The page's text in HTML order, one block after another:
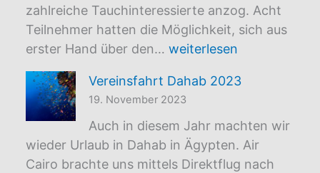
zahlreiche Tauchinteressierte anzog. Acht
Teilnehmer hatten die Möglichkeit, sich aus
erster Hand über den… Tauchkurs-
2024
weiterlesen
Vereinsfahrt Dahab 2023
19. November 2023
Auch in diesem Jahr machten wir
wieder Urlaub in Dahab in Ägypten. Air
Cairo brachte uns mittels Direktflug nach